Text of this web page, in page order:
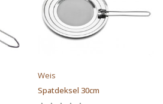
Weis
Spatdeksel 30cm